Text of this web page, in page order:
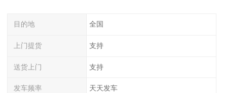
目的地 全国
上门提货 支持
送货上门 支持
发车频率 天天发车